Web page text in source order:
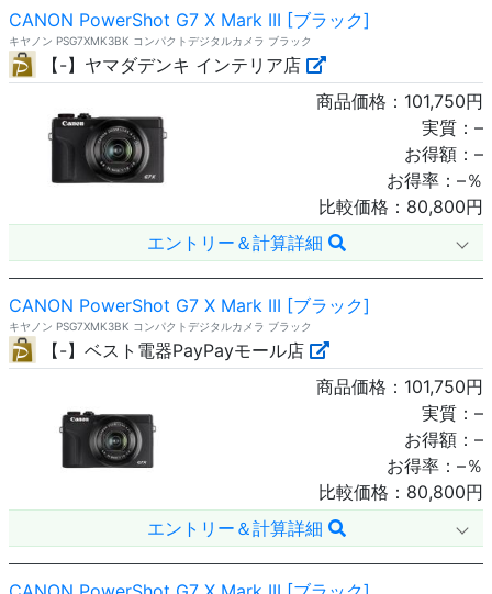
CANON PowerShot G7 X Mark III [ブラック]
キヤノン PSG7XMK3BK コンパクトデジタルカメラ ブラック
【-】ヤマダデンキ インテリア店
商品価格： 101,750円
実質： –
お得額： –
お得率： –％
比較価格： 80,800円
エントリー＆計算詳細
CANON PowerShot G7 X Mark III [ブラック]
キヤノン PSG7XMK3BK コンパクトデジタルカメラ ブラック
【-】ベスト電器PayPayモール店
商品価格： 101,750円
実質： –
お得額： –
お得率： –％
比較価格： 80,800円
エントリー＆計算詳細